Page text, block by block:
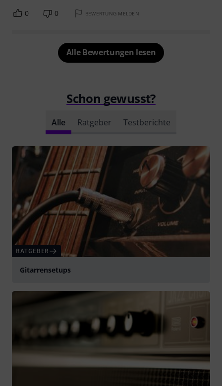
0 0 BEWERTUNG MELDEN
Alle Bewertungen lesen
Schon gewusst?
Alle Ratgeber Testberichte
RATGEBER
Gitarrensetups